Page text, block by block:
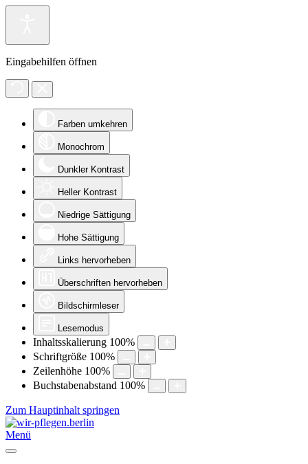
Eingabehilfen öffnen
Farben umkehren
Monochrom
Dunkler Kontrast
Heller Kontrast
Niedrige Sättigung
Hohe Sättigung
Links hervorheben
Überschriften hervorheben
Bildschirmleser
Lesemodus
Inhaltsskalierung 100%
Schriftgröße 100%
Zeilenhöhe 100%
Buchstabenabstand 100%
Zum Hauptinhalt springen
Menü